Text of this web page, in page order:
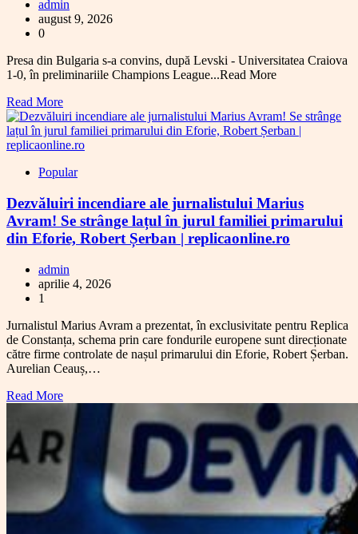
admin
august 9, 2026
0
Presa din Bulgaria s-a convins, după Levski - Universitatea Craiova
1-0, în preliminariile Champions League...Read More
Read More
Popular
Dezvăluiri incendiare ale jurnalistului Marius
Avram! Se strânge lațul în jurul familiei primarului
din Eforie, Robert Șerban | replicaonline.ro
admin
aprilie 4, 2026
1
Jurnalistul Marius Avram a prezentat, în exclusivitate pentru Replica
de Constanța, schema prin care fondurile europene sunt direcționate
către firme controlate de nașul primarului din Eforie, Robert Șerban.
Aurelian Ceauș,…
Read More